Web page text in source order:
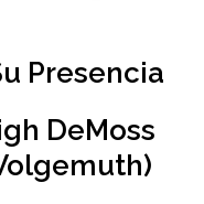
Presencia
DeMoss